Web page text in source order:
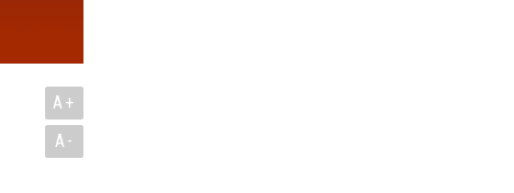
A+
A-